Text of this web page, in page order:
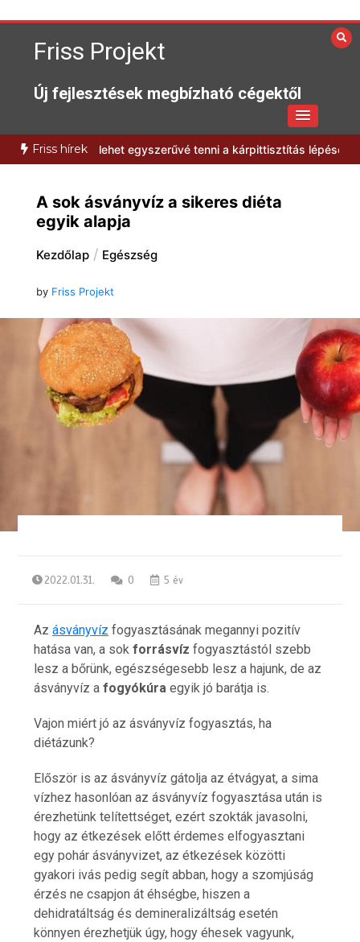
to
contentFriss Projekt
Új fejlesztések megbízható cégektől
Friss hírek
Hogyan lehet egyszerűvé tenni a kárpittisztítás lépéseit? Milyen
A sok ásványvíz a sikeres diéta
egyik alapja
Kezdőlap Egészség
by Friss Projekt
2022.01.31. 0 5 év
Azásványvíz fogyasztásának megannyi pozitív
hatása van, a sokforrásvíz fogyasztástól szebb
lesz a bőrünk, egészségesebb lesz a hajunk, de az
ásványvíz afogyókúra egyik jó barátja is.
Vajon miért jó az ásványvíz fogyasztás, ha
diétázunk?
Először is az ásványvíz gátolja az étvágyat, a sima
vízhez hasonlóan az ásványvíz fogyasztása után is
érezhetünk telítettséget, ezért szokták javasolni,
hogy az étkezések előtt érdemes elfogyasztani
egy pohár ásványvizet, az étkezések közötti
gyakori ivás pedig segít abban, hogy a szomjúság
érzés ne csapjon át éhségbe, hiszen a
dehidratáltság és demineralizáltság esetén
könnyen érezhetjük úgy, hogy éhesek vagyunk,